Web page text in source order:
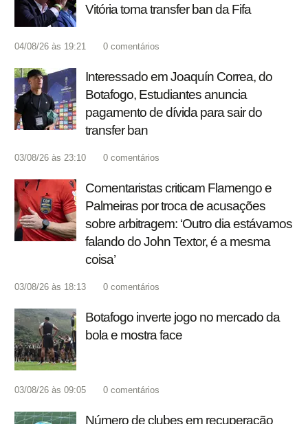
Vitória toma transfer ban da Fifa
04/08/26 às 19:21 0 comentários
Interessado em Joaquín Correa, do
Botafogo, Estudiantes anuncia
pagamento de dívida para sair do
transfer ban
03/08/26 às 23:10 0 comentários
Comentaristas criticam Flamengo e
Palmeiras por troca de acusações
sobre arbitragem: ‘Outro dia estávamos
falando do John Textor, é a mesma
coisa’
03/08/26 às 18:13 0 comentários
Botafogo inverte jogo no mercado da
bola e mostra face
03/08/26 às 09:05 0 comentários
Número de clubes em recuperação